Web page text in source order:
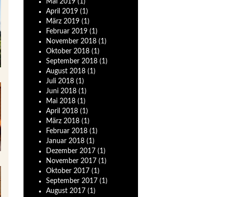
Mai 2019 (1)
April 2019 (1)
März 2019 (1)
Februar 2019 (1)
November 2018 (1)
Oktober 2018 (1)
September 2018 (1)
August 2018 (1)
Juli 2018 (1)
Juni 2018 (1)
Mai 2018 (1)
April 2018 (1)
März 2018 (1)
Februar 2018 (1)
Januar 2018 (1)
Dezember 2017 (1)
November 2017 (1)
Oktober 2017 (1)
September 2017 (1)
August 2017 (1)